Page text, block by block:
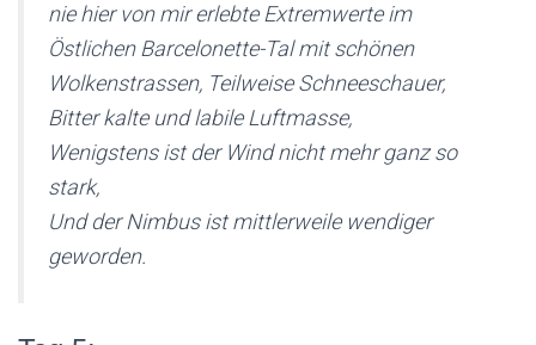
nie hier von mir erlebte Extremwerte im
Östlichen Barcelonette-Tal mit schönen
Wolkenstrassen, Teilweise Schneeschauer,
Bitter kalte und labile Luftmasse,
Wenigstens ist der Wind nicht mehr ganz so
stark,
Und der Nimbus ist mittlerweile wendiger
geworden.